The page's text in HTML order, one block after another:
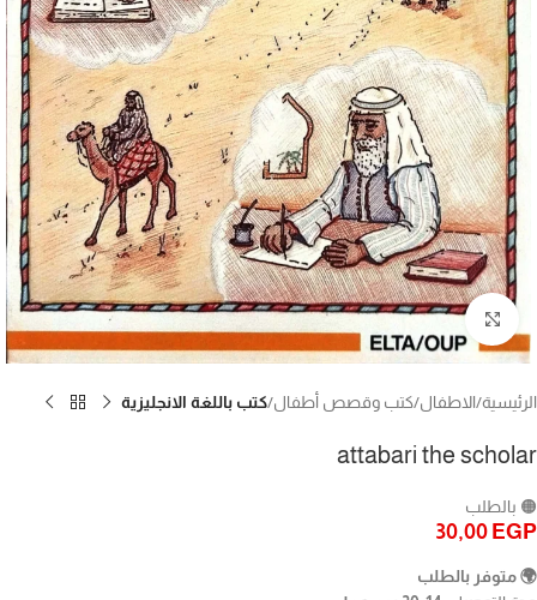
Click to enlarge
الرئيسية الاطفال كتب وقصص أطفال كتب باللغة الانجليزية
attabari the scholar
🟠 بالطلب
30,00 EGP
🌍 متوفر بالطلب